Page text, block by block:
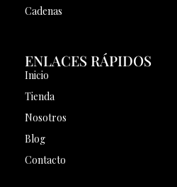
Cadenas
ENLACES RÁPIDOS
Inicio
Tienda
Nosotros
Blog
Contacto